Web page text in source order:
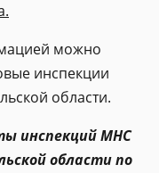
можно
инспекции
области.
инспекций МНС
области по